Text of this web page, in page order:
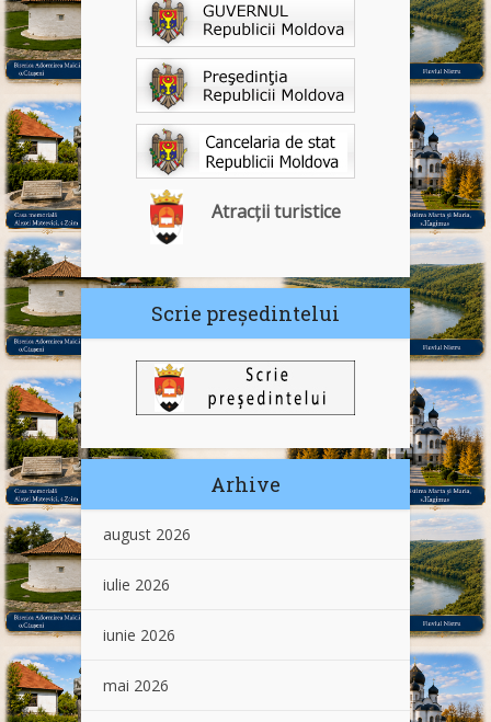
Atracții turistice
Scrie președintelui
Arhive
august 2026
iulie 2026
iunie 2026
mai 2026